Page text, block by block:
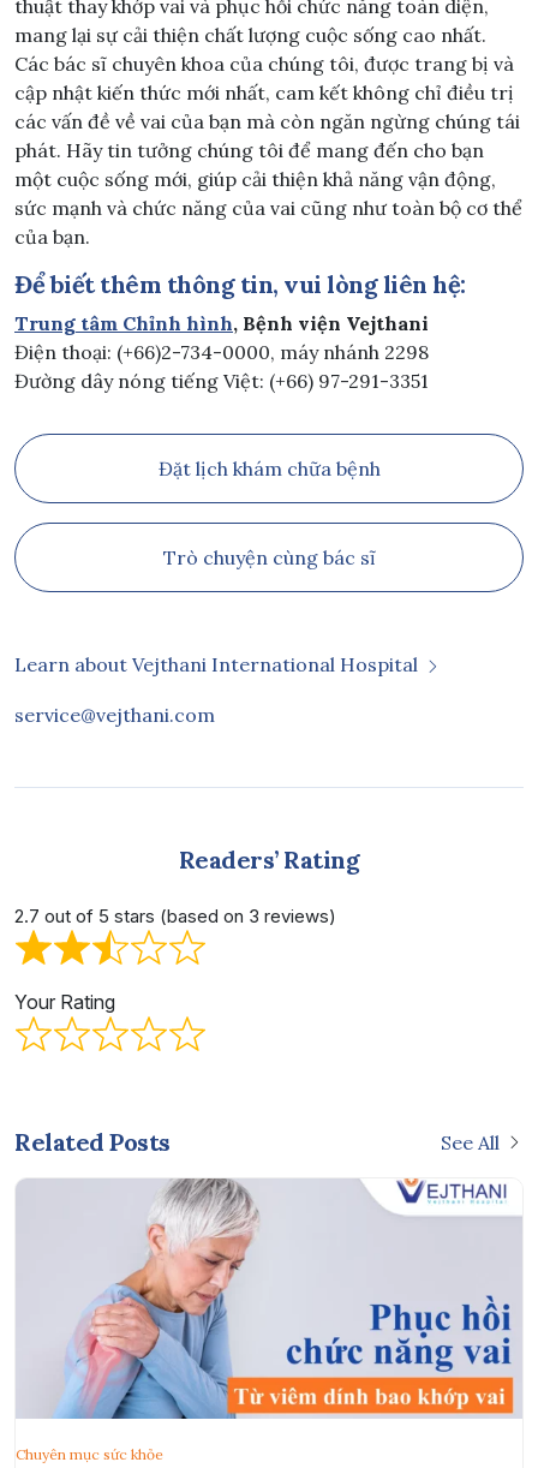
thuật thay khớp vai và phục hồi chức năng toàn diện,
mang lại sự cải thiện chất lượng cuộc sống cao nhất.
Các bác sĩ chuyên khoa của chúng tôi, được trang bị và
cập nhật kiến thức mới nhất, cam kết không chỉ điều trị
các vấn đề về vai của bạn mà còn ngăn ngừng chúng tái
phát. Hãy tin tưởng chúng tôi để mang đến cho bạn
một cuộc sống mới, giúp cải thiện khả năng vận động,
sức mạnh và chức năng của vai cũng như toàn bộ cơ thể
của bạn.
Để biết thêm thông tin, vui lòng liên hệ:
Trung tâm Chỉnh hình, Bệnh viện Vejthani
Điện thoại: (+66)2-734-0000, máy nhánh 2298
Đường dây nóng tiếng Việt: (+66) 97-291-3351
Đặt lịch khám chữa bệnh
Trò chuyện cùng bác sĩ
Learn about Vejthani International Hospital
service@vejthani.com
Readers’ Rating
2.7 out of 5 stars (based on 3 reviews)
Your Rating
Related Posts See All
Chuyên mục sức khỏe